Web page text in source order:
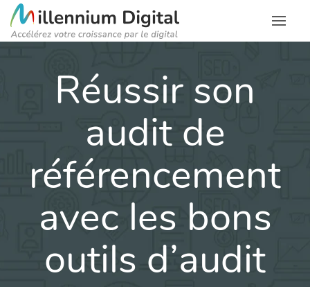
Réussir son
audit de
référencement
avec les bons
outils d’audit